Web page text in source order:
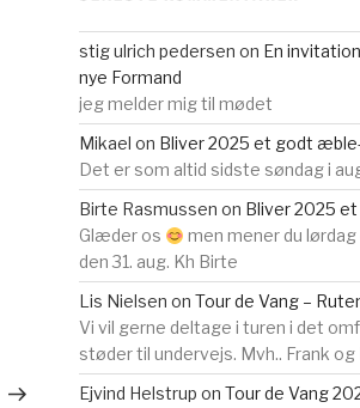
stig ulrich pedersen on En
nye Formand
jeg melder mig til mødet
Mikael on Bliver 2025 et godt
Det er som altid sidste søndag i
Birte Rasmussen on Bliver 2025
Glæder os
men mener du
den 31. aug. Kh Birte
Lis Nielsen on Tour de Vang –
Vi vil gerne deltage i turen i det
støder til undervejs. Mvh.. Frank
Ejvind Helstrup on Tour de Vang